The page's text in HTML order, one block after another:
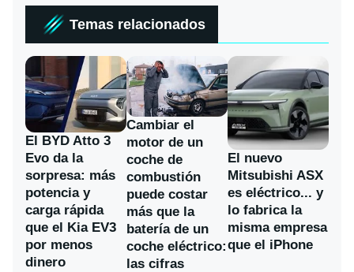
Temas relacionados
El BYD Atto 3
Evo da la
sorpresa: más
potencia y
carga rápida
que el Kia EV3
por menos
dinero
Cambiar el
motor de un
coche de
combustión
puede costar
más que la
batería de un
coche eléctrico:
las cifras
El nuevo
Mitsubishi ASX
es eléctrico... y
lo fabrica la
misma empresa
que el iPhone